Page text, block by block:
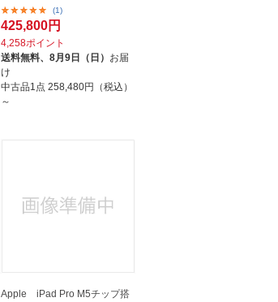
ure...
(1)
425,800円
4,258ポイント
送料無料、 8月9日（日） お届
け
中古品1点 258,480円（税込）
～
Apple iPad Pro M5チップ搭